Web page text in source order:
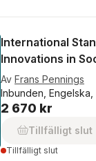
International
Innovations in
Av Frans Pennings
Inbunden, Engelska,
2 670 kr
Tillfälligt slut
Tillfälligt slut